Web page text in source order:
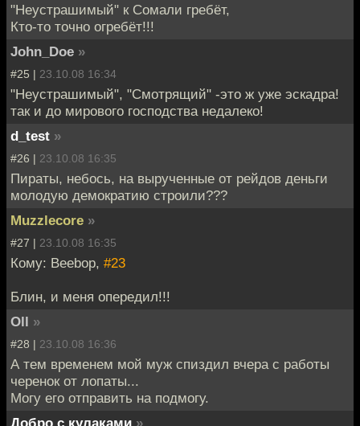
"Неустрашимый" к Сомали гребёт,
Кто-то точно огребёт!!!
John_Doe »
#25 | 23.10.08 16:34
"Неустрашимый", "Смотрящий" -это ж уже эскадра!
так и до мирового господства недалеко!
d_test »
#26 | 23.10.08 16:35
Пираты, небось, на вырученные от рейдов деньги
молодую демократию строили???
Muzzlecore »
#27 | 23.10.08 16:35
Кому: Beebop, #23
Блин, и меня опередил!!!
Oll »
#28 | 23.10.08 16:36
А тем временем мой муж спиздил вчера с работы
черенок от лопаты...
Могу его отправить на подмогу.
Добро с кулаками »